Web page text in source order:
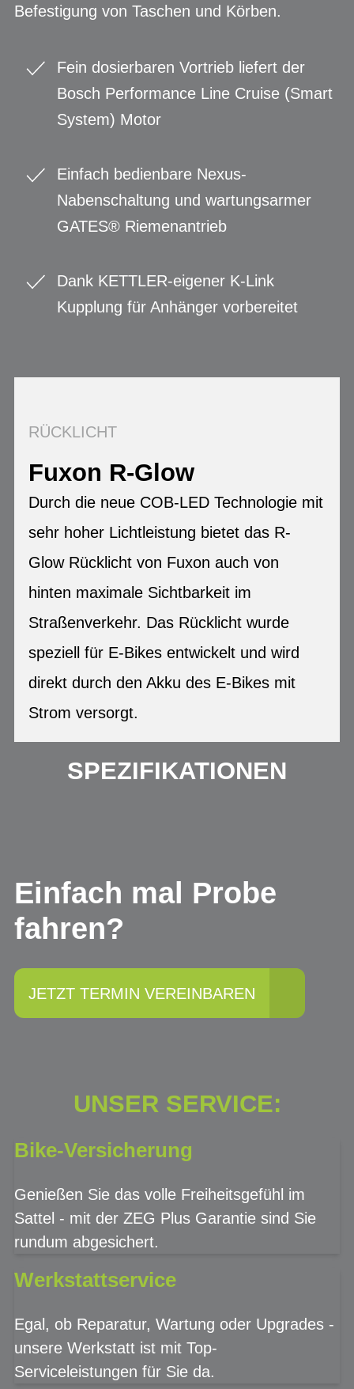
Befestigung von Taschen und Körben.
Fein dosierbaren Vortrieb liefert der
Bosch Performance Line Cruise (Smart
System) Motor
Einfach bedienbare Nexus-
Nabenschaltung und wartungsarmer
GATES® Riemenantrieb
Dank KETTLER-eigener K-Link
Kupplung für Anhänger vorbereitet
RÜCKLICHT
Fuxon R-Glow
Durch die neue COB-LED Technologie mit
sehr hoher Lichtleistung bietet das R-
Glow Rücklicht von Fuxon auch von
hinten maximale Sichtbarkeit im
Straßenverkehr. Das Rücklicht wurde
speziell für E-Bikes entwickelt und wird
direkt durch den Akku des E-Bikes mit
Strom versorgt.
SPEZIFIKATIONEN
Einfach mal Probe
fahren?
JETZT TERMIN VEREINBAREN
UNSER SERVICE:
Bike-Versicherung
Genießen Sie das volle Freiheitsgefühl im
Sattel - mit der ZEG Plus Garantie sind Sie
rundum abgesichert.
Werkstattservice
Egal, ob Reparatur, Wartung oder Upgrades -
unsere Werkstatt ist mit Top-
Serviceleistungen für Sie da.